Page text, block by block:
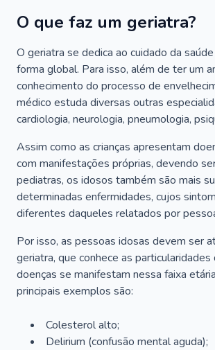
O que faz um geriatra?
O geriatra se dedica ao cuidado da
forma global. Para isso, além de ter um
conhecimento do processo de
médico estuda diversas outras
cardiologia, neurologia, pneumologia,
Assim como as crianças apresentam
com manifestações próprias, devendo
pediatras, os idosos também são mais
determinadas enfermidades, cujos
diferentes daqueles relatados por
Por isso, as pessoas idosas devem ser
geriatra, que conhece as particularidades
doenças se manifestam nessa faixa
principais exemplos são:
Colesterol alto;
Delirium (confusão mental aguda);